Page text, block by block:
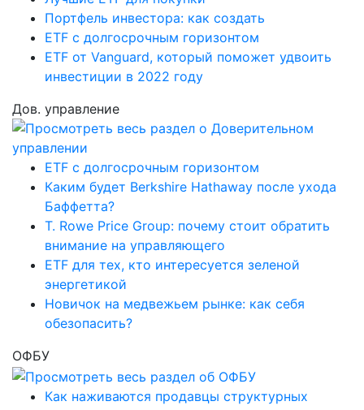
Портфель инвестора: как создать
ETF с долгосрочным горизонтом
ETF от Vanguard, который поможет удвоить
инвестиции в 2022 году
Дов. управление
ETF с долгосрочным горизонтом
Каким будет Berkshire Hathaway после ухода
Баффетта?
T. Rowe Price Group: почему стоит обратить
внимание на управляющего
ETF для тех, кто интересуется зеленой
энергетикой
Новичок на медвежьем рынке: как себя
обезопасить?
ОФБУ
Как наживаются продавцы структурных